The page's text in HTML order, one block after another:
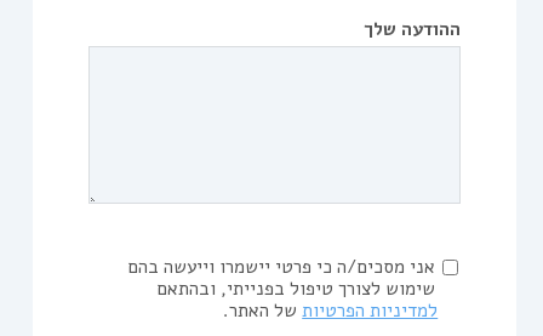
ההודעה שלך
אני מסכים/ה כי פרטי יישמרו וייעשה בהם
שימוש לצורך טיפול בפנייתי, ובהתאם
למדיניות הפרטיותשל האתר.